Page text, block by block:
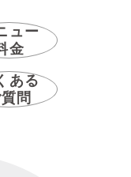
ュー
金
ある
問